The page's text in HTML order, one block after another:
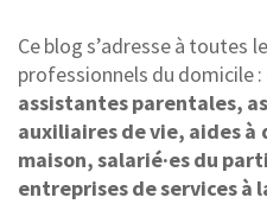
Ce blog s’adresse à toutes
professionnels du domicile :
assistantes parentales,
auxiliaires de vie, aides à
maison, salarié·es du
entreprises de services à